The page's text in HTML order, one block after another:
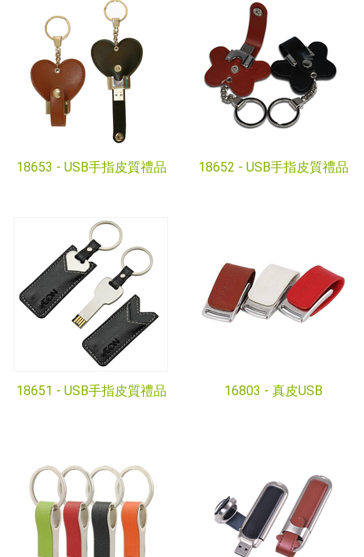
18653 - USB手指皮質禮品 18652 - USB手指皮質禮品
18651 - USB手指皮質禮品 16803 - 真皮USB